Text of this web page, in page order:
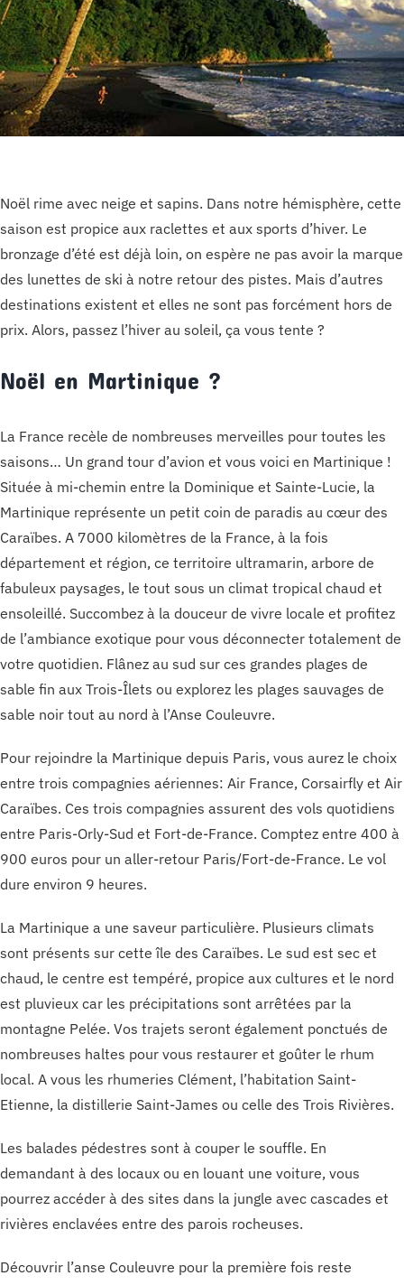
Noël rime avec neige et sapins. Dans notre hémisphère, cette
saison est propice aux raclettes et aux sports d’hiver. Le
bronzage d’été est déjà loin, on espère ne pas avoir la marque
des lunettes de ski à notre retour des pistes. Mais d’autres
destinations existent et elles ne sont pas forcément hors de
prix. Alors, passez l’hiver au soleil, ça vous tente ?
Noël en Martinique ?
La France recèle de nombreuses merveilles pour toutes les
saisons… Un grand tour d’avion et vous voici en Martinique !
Située à mi-chemin entre la Dominique et Sainte-Lucie, la
Martinique représente un petit coin de paradis au cœur des
Caraïbes. A 7000 kilomètres de la France, à la fois
département et région, ce territoire ultramarin, arbore de
fabuleux paysages, le tout sous un climat tropical chaud et
ensoleillé. Succombez à la douceur de vivre locale et profitez
de l’ambiance exotique pour vous déconnecter totalement de
votre quotidien. Flânez au sud sur ces grandes plages de
sable fin aux Trois-Îlets ou explorez les plages sauvages de
sable noir tout au nord à l’Anse Couleuvre.
Pour rejoindre la Martinique depuis Paris, vous aurez le choix
entre trois compagnies aériennes: Air France, Corsairfly et Air
Caraïbes. Ces trois compagnies assurent des vols quotidiens
entre Paris-Orly-Sud et Fort-de-France. Comptez entre 400 à
900 euros pour un aller-retour Paris/Fort-de-France. Le vol
dure environ 9 heures.
La Martinique a une saveur particulière. Plusieurs climats
sont présents sur cette île des Caraïbes. Le sud est sec et
chaud, le centre est tempéré, propice aux cultures et le nord
est pluvieux car les précipitations sont arrêtées par la
montagne Pelée. Vos trajets seront également ponctués de
nombreuses haltes pour vous restaurer et goûter le rhum
local. A vous les rhumeries Clément, l’habitation Saint-
Etienne, la distillerie Saint-James ou celle des Trois Rivières.
Les balades pédestres sont à couper le souffle. En
demandant à des locaux ou en louant une voiture, vous
pourrez accéder à des sites dans la jungle avec cascades et
rivières enclavées entre des parois rocheuses.
Découvrir l’anse Couleuvre pour la première fois reste